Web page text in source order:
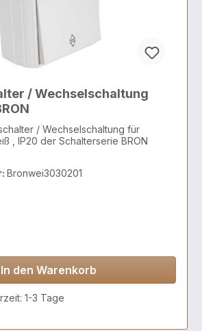
/ Wechselschaltung
/ Wechselschaltung für
Innenräume in Weiß , IP20 der Schalterserie BRON
Bronwei3030201
In den Warenkorb
1-3 Tage